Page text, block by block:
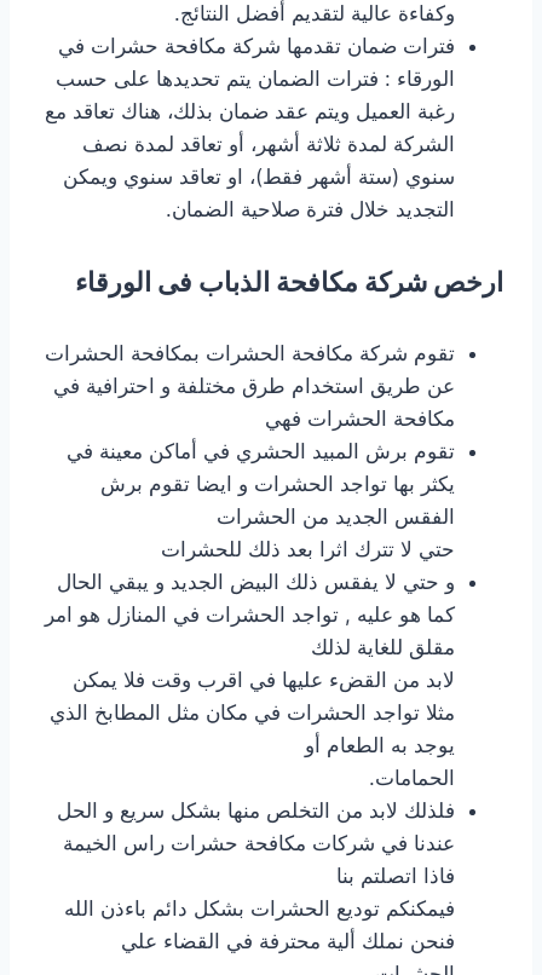
وكفاءة عالية لتقديم أفضل النتائج.
فترات ضمان تقدمها شركة مكافحة حشرات في
الورقاء : فترات الضمان يتم تحديدها على حسب
رغبة العميل ويتم عقد ضمان بذلك، هناك تعاقد مع
الشركة لمدة ثلاثة أشهر، أو تعاقد لمدة نصف
سنوي (ستة أشهر فقط)، او تعاقد سنوي ويمكن
التجديد خلال فترة صلاحية الضمان.
ارخص شركة مكافحة الذباب فى الورقاء
تقوم شركة مكافحة الحشرات بمكافحة الحشرات
عن طريق استخدام طرق مختلفة و احترافية في
مكافحة الحشرات فهي
تقوم برش المبيد الحشري في أماكن معينة في
يكثر بها تواجد الحشرات و ايضا تقوم برش
الفقس الجديد من الحشرات
حتي لا تترك اثرا بعد ذلك للحشرات
و حتي لا يفقس ذلك البيض الجديد و يبقي الحال
كما هو عليه , تواجد الحشرات في المنازل هو امر
مقلق للغاية لذلك
لابد من القضء عليها في اقرب وقت فلا يمكن
مثلا تواجد الحشرات في مكان مثل المطابخ الذي
يوجد به الطعام أو
الحمامات.
فلذلك لابد من التخلص منها بشكل سريع و الحل
عندنا في شركات مكافحة حشرات راس الخيمة
فاذا اتصلتم بنا
فيمكنكم توديع الحشرات بشكل دائم باءذن الله
فنحن نملك ألية محترفة في القضاء علي